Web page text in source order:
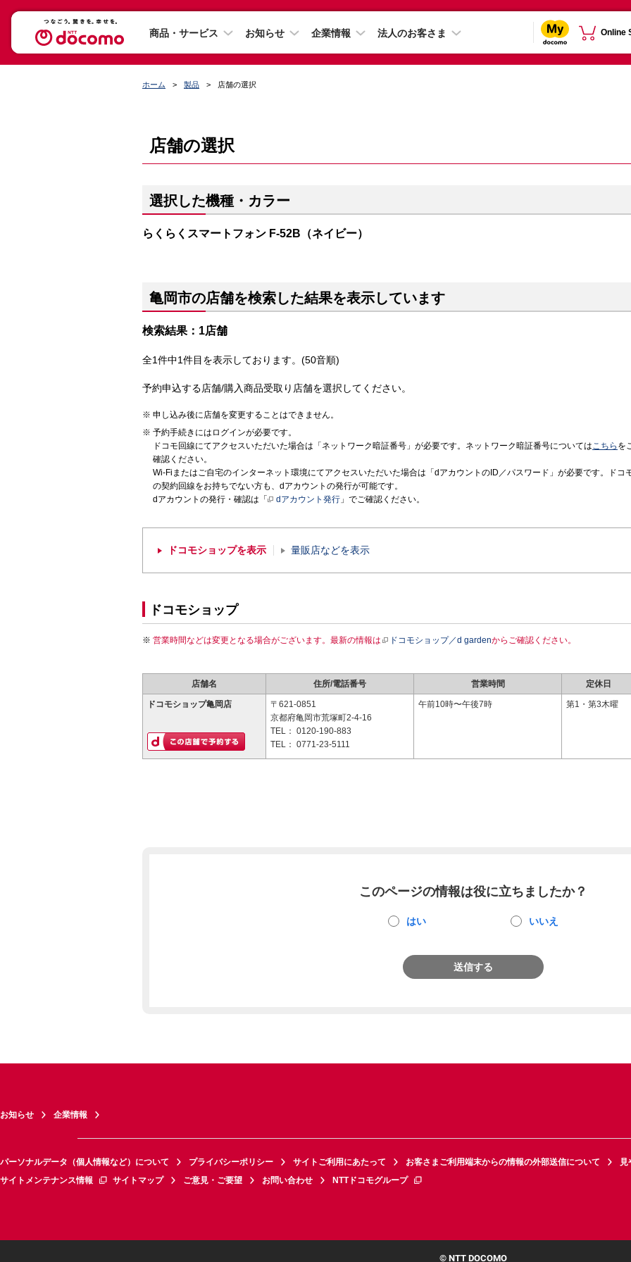
商品・サービス お知らせ 企業情報 法人のお客さま Online
ホーム 製品 店舗の選択
店舗の選択
選択した機種・カラー
らくらくスマートフォン F-52B（ネイビー）
亀岡市の店舗を検索した結果を表示しています
検索結果：1店舗
全1件中1件目を表示しております。(50音順)
予約申込する店舗/購入商品受取り店舗を選択してください。
申し込み後に店舗を変更することはできません。
予約手続きにはログインが必要です。
ドコモ回線にてアクセスいただいた場合は「ネットワーク暗証番号」が必要です。ネットワーク暗証番号についてはこちら を
確認ください。
Wi-Fiまたはご自宅のインターネット環境にてアクセスいただいた場合は「dアカウントのID／パスワード」が必要です。ドコ
の契約回線をお持ちでない方も、dアカウントの発行が可能です。
dアカウントの発行・確認は「
dアカウント発行 」でご確認ください。
ドコモショップを表示 量販店などを表示
ドコモショップ
営業時間などは変更となる場合がございます。最新の情報は ドコモショップ／d gardenからご確認ください。
店舗名 住所/電話番号 営業時間 定休日
ドコモショップ亀岡店
〒621-0851
京都府亀岡市荒塚町2-4-16
TEL： 0120-190-883
TEL： 0771-23-5111
午前10時〜午後7時 第1・第3木曜
このページの情報は役に立ちましたか？
はい いいえ
送信する
お知らせ 企業情報
パーソナルデータ（個人情報など）について プライバシーポリシー サイトご利用にあたって お客さまご利用端末からの情報の外部送信について
見
サイトメンテナンス情報
サイトマップ ご意見・ご要望 お問い合わせ NTTドコモグループ
© NTT DOCOMO